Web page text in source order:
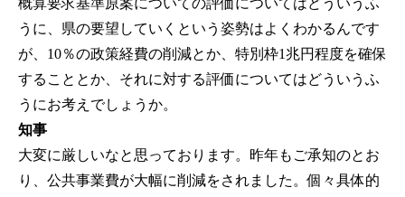
概算要求基準原案についての評価についてはどういうふ
うに、県の要望していくという姿勢はよくわかるんです
が、10％の政策経費の削減とか、特別枠1兆円程度を確保
することとか、それに対する評価についてはどういうふ
うにお考えでしょうか。
知事
大変に厳しいなと思っております。昨年もご承知のとお
り、公共事業費が大幅に削減をされました。個々具体的